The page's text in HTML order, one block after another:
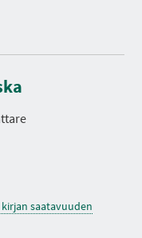
saatavuuden